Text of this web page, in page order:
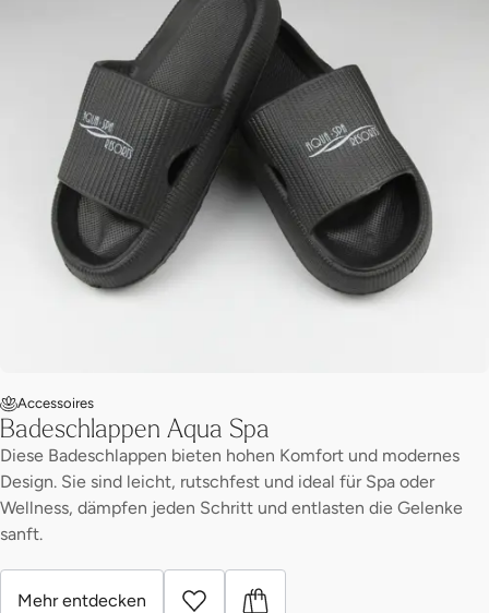
Accessoires
Badeschlappen Aqua Spa
Diese Badeschlappen bieten hohen Komfort und modernes
Design. Sie sind leicht, rutschfest und ideal für Spa oder
Wellness, dämpfen jeden Schritt und entlasten die Gelenke
sanft.
Mehr entdecken